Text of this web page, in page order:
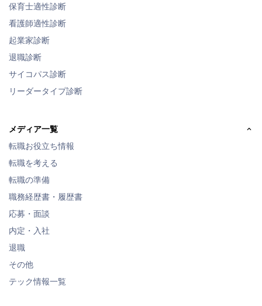
保育士適性診断
看護師適性診断
起業家診断
退職診断
サイコパス診断
リーダータイプ診断
メディア一覧
転職お役立ち情報
転職を考える
転職の準備
職務経歴書・履歴書
応募・面談
内定・入社
退職
その他
テック情報一覧